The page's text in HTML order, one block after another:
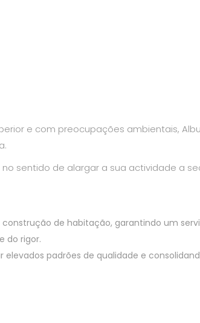
e com preocupações ambientais,
sentido de alargar a sua actividade a
de habitação, garantindo um
do rigor.
padrões de qualidade e